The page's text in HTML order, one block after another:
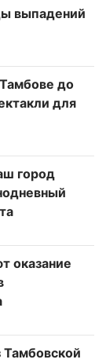
выпадений
до
для
город
оказание